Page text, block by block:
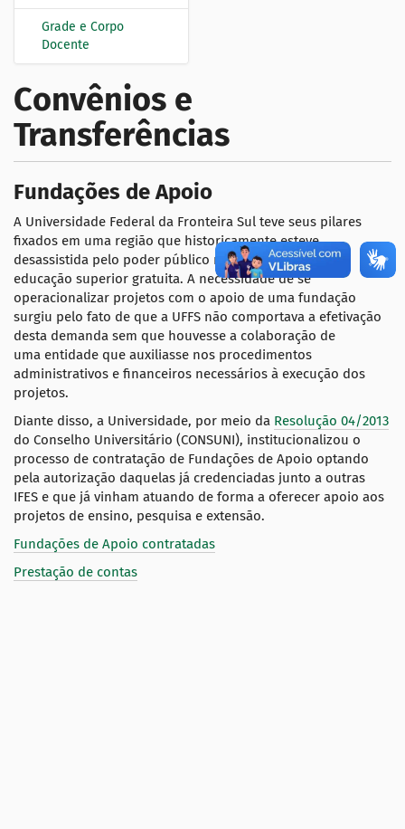
Grade e Corpo
Docente
Convênios e
Transferências
Fundações de Apoio
A Universidade Federal da Fronteira Sul teve seus pilares
fixados em uma região que historicamente esteve
desassistida pelo poder público no que diz respeito à
educação superior gratuita. A necessidade de se
operacionalizar projetos com o apoio de uma fundação
surgiu pelo fato de que a UFFS não comportava a efetivação
desta demanda sem que houvesse a colaboração de
uma entidade que auxiliasse nos procedimentos
administrativos e financeiros necessários à execução dos
projetos.
Diante disso, a Universidade, por meio da Resolução 04/2013
do Conselho Universitário (CONSUNI), institucionalizou o
processo de contratação de Fundações de Apoio optando
pela autorização daquelas já credenciadas junto a outras
IFES e que já vinham atuando de forma a oferecer apoio aos
projetos de ensino, pesquisa e extensão.
Fundações de Apoio contratadas
Prestação de contas